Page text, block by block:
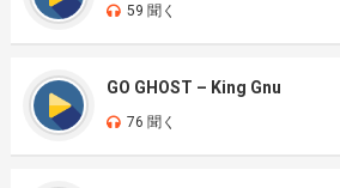
59 聞く
GO GHOST – King Gnu
76 聞く